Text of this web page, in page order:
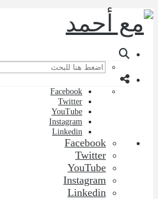
Facebook
Twitter
YouTube
Instagram
Linkedin
Facebook
Twitter
YouTube
Instagram
Linkedin